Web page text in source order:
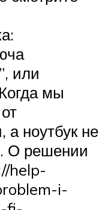
или
мы
а ноутбук не
О решении
help-
i-